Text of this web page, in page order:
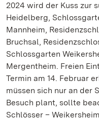
2024 wird der Kuss zur
Heidelberg,
Mannheim,
Bruchsal,
Schlossgarten
Mergentheim. Freien
Termin am 14. Februar
müssen sich nur an der
Besuch plant, sollte
Schlösser –